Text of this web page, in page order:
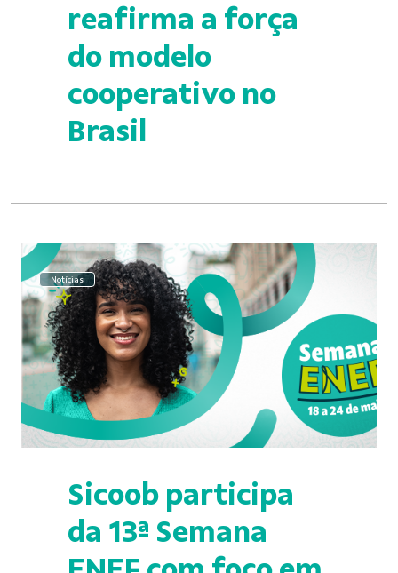
reafirma a força
do modelo
cooperativo no
Brasil
Notícias
Sicoob participa
da 13ª Semana